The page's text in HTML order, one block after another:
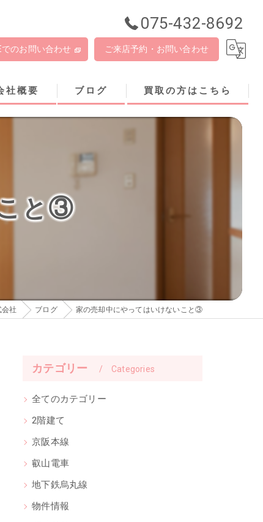
075-432-8692
でのお問い合わせ ご来店予約・お問い合わせ
社概要 ブログ 買取の方はこちら
と③
社 ブログ 家の売却中にやってはいけないこと③
カテゴリー Categories
全てのカテゴリー
2階建て
京阪本線
叡山電車
地下鉄烏丸線
物件情報